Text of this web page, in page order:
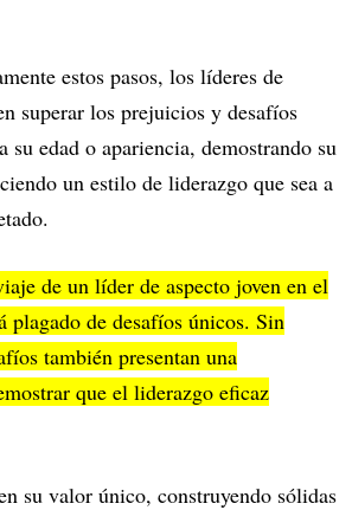
estos pasos, los líderes de
superar los prejuicios y desafíos
su edad o apariencia, demostrando su
un estilo de liderazgo que sea a
de un líder de aspecto joven en el
plagado de desafíos únicos. Sin
también presentan una
que el liderazgo eficaz
su valor único, construyendo sólidas